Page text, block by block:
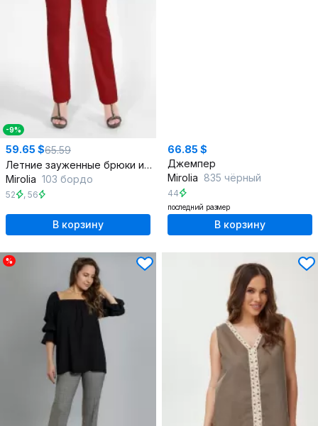
-9%
59.65 $65.59
Летние зауженные брюки из джинса с эластаном
Mirolia 103 бордо
52 , 56
В корзину
66.85 $
Джемпер
Mirolia 835 чёрный
44
последний размер
В корзину
%